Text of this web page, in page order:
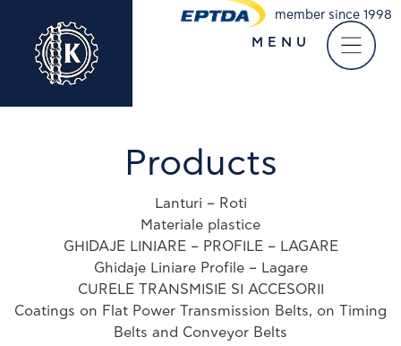
Take a virtual tour of
MENU
member since 1998
Products
Lanturi – Roti
Materiale plastice
GHIDAJE LINIARE – PROFILE – LAGARE
Ghidaje Liniare Profile – Lagare
CURELE TRANSMISIE SI ACCESORII
Coatings on Flat Power Transmission Belts, on Timing
Belts and Conveyor Belts